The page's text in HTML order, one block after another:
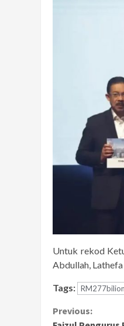
Untuk rekod
Abdullah,
Tags: RM277bilion
Continue
Previous: